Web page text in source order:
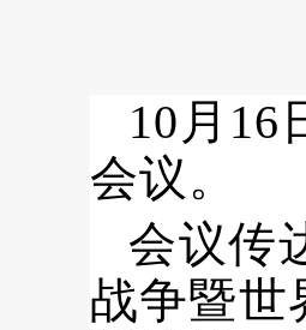
10月16
会议。
会议传
战争暨世